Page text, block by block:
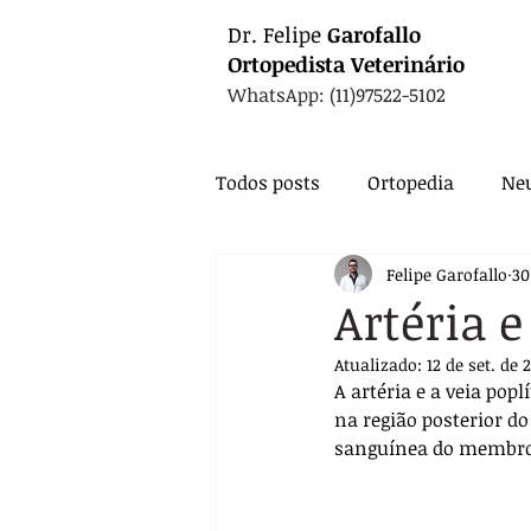
Dr. Felipe Garofallo
Ortopedista Veterinário
WhatsApp: (11)97522-5102
Todos posts Ortopedia
Animais Exóticos
Endocrinologia
Artéria
Felipe Garofallo
Atualizado: 12 de set. de
A artéria e a veia
na região posterior
sanguínea do